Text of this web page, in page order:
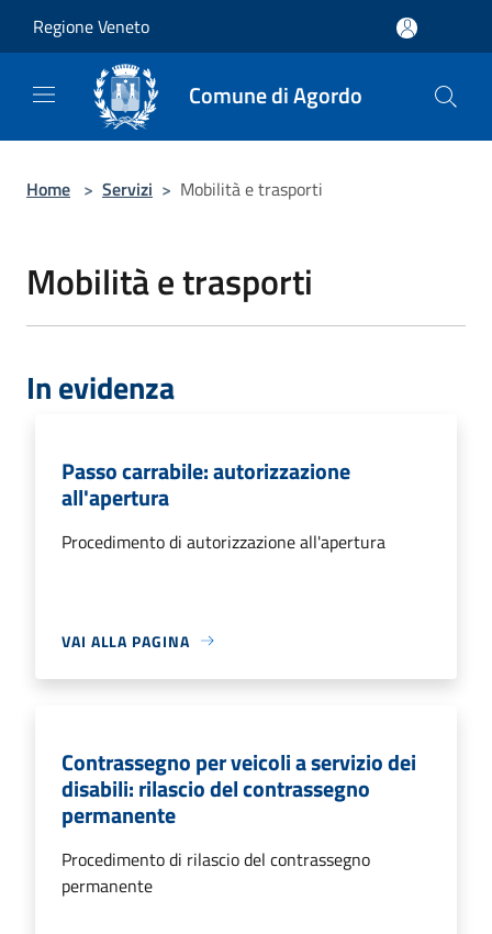
Regione Veneto
Comune di Agordo
Home > Servizi > Mobilità e trasporti
Mobilità e trasporti
In evidenza
Passo carrabile: autorizzazione
all'apertura
Procedimento di autorizzazione all'apertura
VAI ALLA PAGINA
Contrassegno per veicoli a servizio dei
disabili: rilascio del contrassegno
permanente
Procedimento di rilascio del contrassegno
permanente